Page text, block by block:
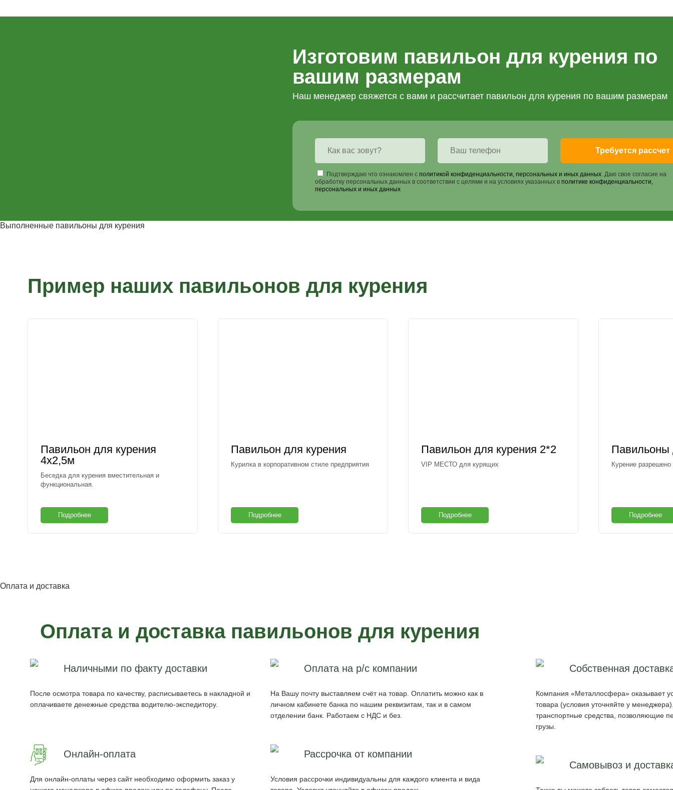
Изготовим павильон для курения по
вашим размерам
Наш менеджер свяжется с вами и рассчитает павильон для курения по вашим размерам
Требуется рассчет
Подтверждаю что ознакомлен с политикой конфиденциальности, персональных и иных данных. Даю свое согласие на
обработку персональных данных в соответствии с целями и на условиях указанных в политике конфиденциальности,
персональных и иных данных
Выполненные павильоны для курения
Пример наших павильонов для курения
Павильон для курения
4х2,5м
Беседка для курения вместительная и
функциональная.
Подробнее
Павильон для курения
Курилка в корпоративном стиле предприятия
Подробнее
Павильон для курения 2*2
VIP МЕСТО для курящих
Подробнее
Павильоны
Курение
Подробнее
Оплата и доставка
Оплата и доставка павильонов для курения
Наличными по факту доставки
После осмотра товара по качеству, расписываетесь в накладной и
оплачиваете денежные средства водителю-экспедитору.
Оплата на р/с компании
На Вашу почту выставляем счёт на товар. Оплатить можно как в
личном кабинете банка по нашим реквизитам, так и в самом
отделении банк. Работаем с НДС и без.
Онлайн-оплата
Для онлайн-оплаты через сайт необходимо оформить заказ у
Рассрочка от компании
Условия рассрочки индивидуальны для каждого клиента и вида
Собственная
Компания «Металлосфера» оказывает
товара (условия уточняйте у
транспортные средства, позволяющие
грузы.
Самовывоз и